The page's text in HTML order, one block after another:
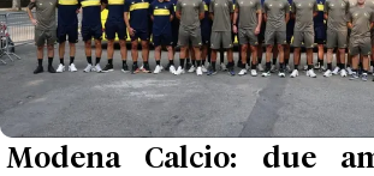
Modena Calcio: due